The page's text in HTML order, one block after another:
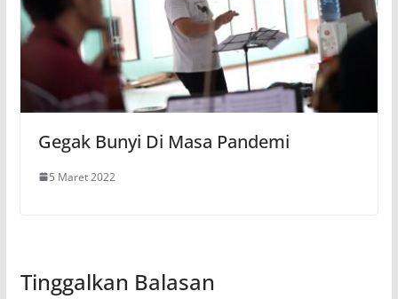
Gegak Bunyi Di Masa Pandemi
5 Maret 2022
Tinggalkan Balasan